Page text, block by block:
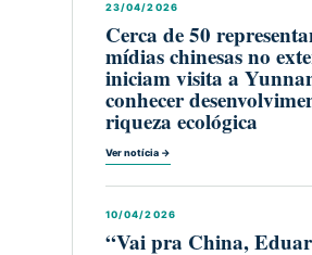
23/04/2026
Cerca de 50
mídias chinesas no
iniciam visita a
conhecer
riqueza ecológica
Ver notícia →
10/04/2026
“Vai pra China,